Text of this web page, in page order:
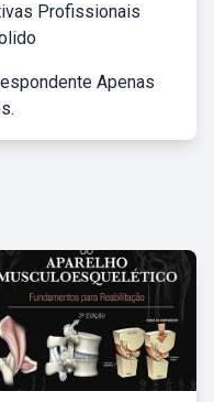
Profissionais
Apenas